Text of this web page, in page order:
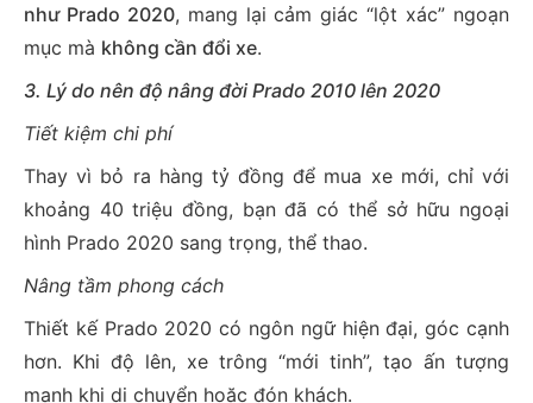
như Prado 2020, mang lại cảm giác “lột xác” ngoạn
mục mà không cần đổi xe.
3. Lý do nên độ nâng đời Prado 2010 lên 2020
Tiết kiệm chi phí
Thay vì bỏ ra hàng tỷ đồng để mua xe mới, chỉ với
khoảng 40 triệu đồng, bạn đã có thể sở hữu ngoại
hình Prado 2020 sang trọng, thể thao.
Nâng tầm phong cách
Thiết kế Prado 2020 có ngôn ngữ hiện đại, góc cạnh
hơn. Khi độ lên, xe trông “mới tinh”, tạo ấn tượng
mạnh khi di chuyển hoặc đón khách.